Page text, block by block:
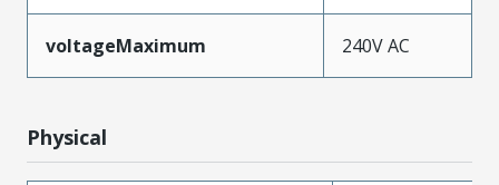
voltageMaximum 240V AC
Physical